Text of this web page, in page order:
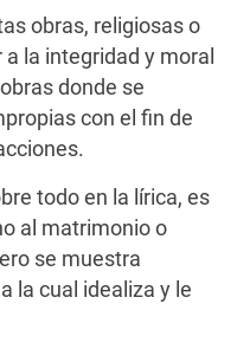
obras, religiosas o
la integridad y moral
donde se
con el fin de
todo en la lírica, es
al matrimonio o
se muestra
la cual idealiza y le